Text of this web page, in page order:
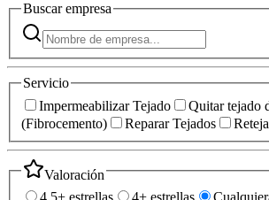
Buscarempresa
Servicio
Impermeabilizar Tejado
Quitar tejado
(Fibrocemento)
Reparar Tejados
Valoración